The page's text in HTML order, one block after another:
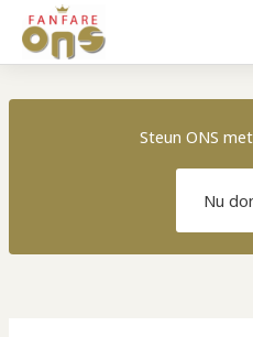
Steun ONS
Nu